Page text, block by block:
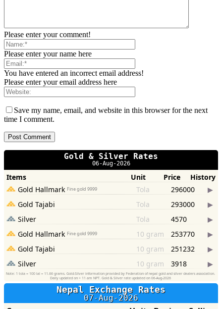
Please enter your comment!
Please enter your name here
You have entered an incorrect email address!
Please enter your email address here
Save my name, email, and website in this browser for the next
time I comment.